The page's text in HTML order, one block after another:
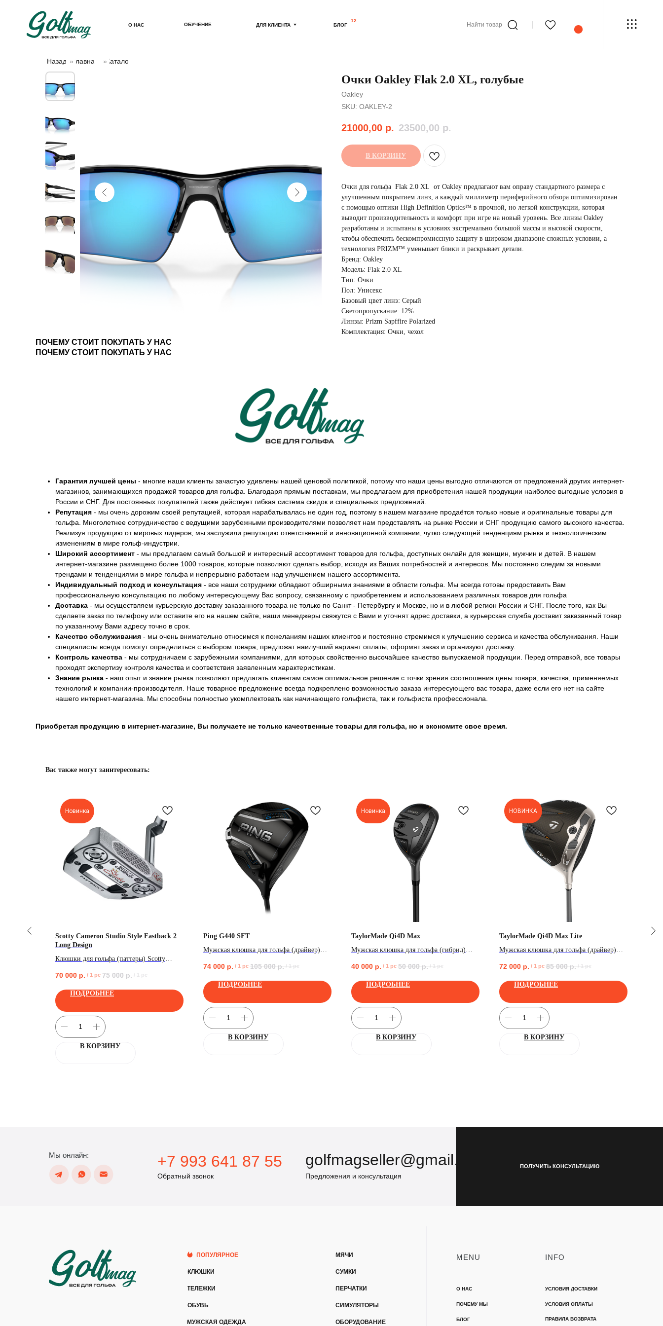
О НАС ОБУЧЕНИЕ БЛОГ
12
ДЛЯ КЛИЕНТА Найти товар
Назад »Главная »Каталог
Очки Oakley Flak 2.0 XL, голубые
Oakley
SKU: OAKLEY-2
21000,00 р. 23500,00 р.
В КОРЗИНУ
Очки для гольфа Flak 2.0 XL от Oakley предлагают вам оправу стандартного размера с
улучшенным покрытием линз, а каждый миллиметр периферийного обзора оптимизирован
с помощью оптики High Definition Optics™ в прочной, но легкой конструкции, которая
выводит производительность и комфорт при игре на новый уровень. Все линзы Oakley
разработаны и испытаны в условиях экстремально большой массы и высокой скорости,
чтобы обеспечить бескомпромиссную защиту в широком диапазоне сложных условии, а
технология PRIZM™ уменьшает блики и раскрывает детали.
Бренд: Oakley
Модель: Flak 2.0 XL
Тип: Очки
Пол: Унисекс
Базовый цвет линз: Серый
Светопропускание: 12%
Линзы: Prizm Sapffire Polarized
Комплектация: Очки, чехол
ПОЧЕМУ СТОИТ ПОКУПАТЬ У НАС
ПОЧЕМУ СТОИТ ПОКУПАТЬ У НАС
Гарантия лучшей цены - многие наши клиенты зачастую удивлены нашей ценовой политикой, потому что наши цены выгодно отличаются от предложений других интернет-
магазинов, занимающихся продажей товаров для гольфа. Благодаря прямым поставкам, мы предлагаем для приобретения нашей продукции наиболее выгодные условия в
России и СНГ. Для постоянных покупателей также действует гибкая система скидок и специальных предложений.
Репутация - мы очень дорожим своей репутацией, которая нарабатывалась не один год, поэтому в нашем магазине продаётся только новые и оригинальные товары для
гольфа. Многолетнее сотрудничество с ведущими зарубежными производителями позволяет нам представлять на рынке России и СНГ продукцию самого высокого качества.
Реализуя продукцию от мировых лидеров, мы заслужили репутацию ответственной и инновационной компании, чутко следующей тенденциям рынка и технологическим
изменениям в мире гольф-индустрии.
Широкий ассортимент - мы предлагаем самый большой и интересный ассортимент товаров для гольфа, доступных онлайн для женщин, мужчин и детей. В нашем
интернет-магазине размещено более 1000 товаров, которые позволяют сделать выбор, исходя из Ваших потребностей и интересов. Мы постоянно следим за новыми
трендами и тенденциями в мире гольфа и непрерывно работаем над улучшением нашего ассортимента.
Индивидуальный подход и консультация - все наши сотрудники обладают обширными знаниями в области гольфа. Мы всегда готовы предоставить Вам
профессиональную консультацию по любому интересующему Вас вопросу, связанному с приобретением и использованием различных товаров для гольфа
Доставка - мы осуществляем курьерскую доставку заказанного товара не только по Санкт - Петербургу и Москве, но и в любой регион России и СНГ. После того, как Вы
сделаете заказ по телефону или оставите его на нашем сайте, наши менеджеры свяжутся с Вами и уточнят адрес доставки, а курьерская служба доставит заказанный товар
по указанному Вами адресу точно в срок.
Качество обслуживания - мы очень внимательно относимся к пожеланиям наших клиентов и постоянно стремимся к улучшению сервиса и качества обслуживания. Наши
специалисты всегда помогут определиться с выбором товара, предложат наилучший вариант оплаты, оформят заказ и организуют доставку.
Контроль качества - мы сотрудничаем с зарубежными компаниями, для которых свойственно высочайшее качество выпускаемой продукции. Перед отправкой, все товары
проходят экспертизу контроля качества и соответствия заявленным характеристикам.
Знание рынка - наш опыт и знание рынка позволяют предлагать клиентам самое оптимальное решение с точки зрения соотношения цены товара, качества, применяемых
технологий и компании-производителя. Наше товарное предложение всегда подкреплено возможностью заказа интересующего вас товара, даже если его нет на сайте
нашего интернет-магазина. Мы способны полностью укомплектовать как начинающего гольфиста, так и гольфиста профессионала.
Приобретая продукцию в интернет-магазине, Вы получаете не только качественные товары для гольфа, но и экономите свое время.
Вас также могут заинтересовать:
Новинка
Scotty Cameron Studio Style Fastback 2
Long Design
Клюшки для гольфа (паттеры) Scotty
Design!
70 000 р. / 1 pc 75 000 р. / 1 pc
ПОДРОБНЕЕ
В КОРЗИНУ
Ping G440 SFT
Мужская клюшка для гольфа (драйвер)
74 000 р. / 1 pc 105 000 р. / 1 pc
ПОДРОБНЕЕ
В КОРЗИНУ
Новинка
TaylorMade Qi4D Max
Мужская клюшка для гольфа (гибрид)
40 000 р. / 1 pc 50 000 р. / 1 pc
ПОДРОБНЕЕ
В КОРЗИНУ
НОВИНКА
TaylorMade Qi4D Max Lite
Мужская клюшка для гольфа (драйвер)
72 000 р. / 1 pc 85 000 р. / 1 pc
ПОДРОБНЕЕ
В КОРЗИНУ
+7 993 641 87 55
Обратный звонок
golfmagseller@gmail.com
Предложения и консультация
О НАС
ПОЧЕМУ МЫ
MENU
БЛОГ
УСЛОВИЯ ДОСТАВКИ
УСЛОВИЯ ОПЛАТЫ
INFO
Мы онлайн:
ПОЛУЧИТЬ КОНСУЛЬТАЦИЮ
КЛЮШКИ СУМКИ
ОБУВЬ
ПЕРЧАТКИ
ТЕЛЕЖКИ
МЯЧИ
СИМУЛЯТОРЫ
ОБОРУДОВАНИЕ
МУЖСКАЯ ОДЕЖДА
ПОПУЛЯРНОЕ
ПРАВИЛА ВОЗВРАТА